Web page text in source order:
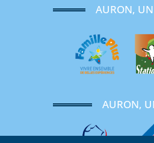
AURON,
AURON,